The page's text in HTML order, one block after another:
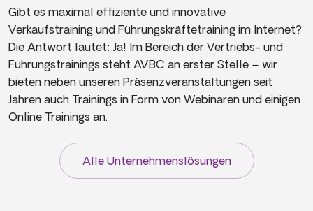
Gibt es maximal effiziente und innovative
Verkaufstraining und Führungskräftetraining im Internet?
Die Antwort lautet: Ja! Im Bereich der Vertriebs- und
Führungstrainings steht AVBC an erster Stelle – wir
bieten neben unseren Präsenzveranstaltungen seit
Jahren auch Trainings in Form von Webinaren und einigen
Online Trainings an.
Alle Unternehmenslösungen